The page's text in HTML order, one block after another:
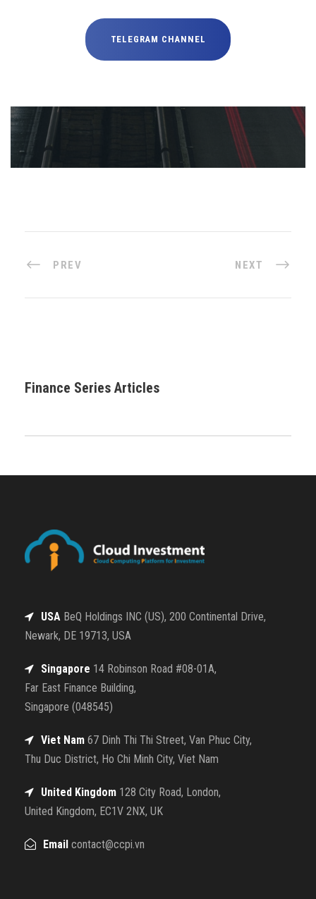
TELEGRAM CHANNEL
PREV NEXT
Finance Series Articles
USA BeQ Holdings INC (US), 200 Continental Drive,
Newark, DE 19713, USA
Singapore 14 Robinson Road #08-01A,
Far East Finance Building,
Singapore (048545)
Viet Nam 67 Dinh Thi Thi Street, Van Phuc City,
Thu Duc District, Ho Chi Minh City, Viet Nam
United Kingdom 128 City Road, London,
United Kingdom, EC1V 2NX, UK
Email contact@ccpi.vn